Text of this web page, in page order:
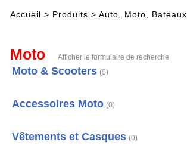
Accueil > Produits > Auto, Moto, Bateaux
Moto Afficher le formulaire de recherche
Moto & Scooters (0)
Accessoires Moto (0)
Vêtements et Casques (0)